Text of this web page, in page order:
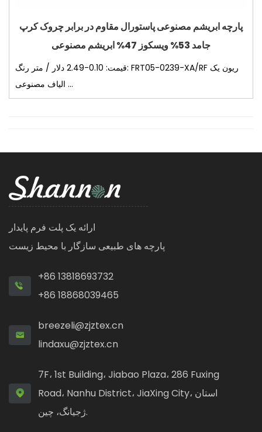
پارچه ابریشم مصنوعی پاستورال مقاوم در برابر چروک کرپ
جامد 53% ویسکوز 47% ابریشم مصنوعی
قیمت: 0.10-2.49 دلار / متر رنگ: FRT05-0239-XA/RF ریون یک
الیاف مصنوعی ...
ارائه یک پلت فرم پایدار
پارچه های طبیعی سازگار با محیط زیست
+86 13818693732
+86 18868039465
breezeli@zjztex.cn
lindaxu@zjztex.cn
7F، 1st Building، Jiabao Plaza، 286 Fuxing
Road، Nanhu District، JiaXing City، استان
ژجیانگ، چین.